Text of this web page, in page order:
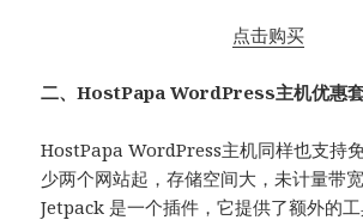
点击购买
二、HostPapaWordPress主机优惠
HostPapaWordPress主机同样也支持
少两个网站起，存储空间大，未计量带
Jetpack 是一个插件，它提供了额外的